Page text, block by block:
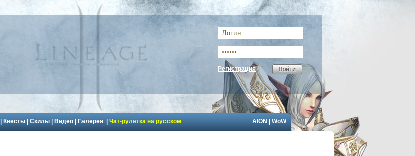
Регистрация
Квесты| Скилы| Видео| Галерея| Чат-рулетка на русском AION WoW